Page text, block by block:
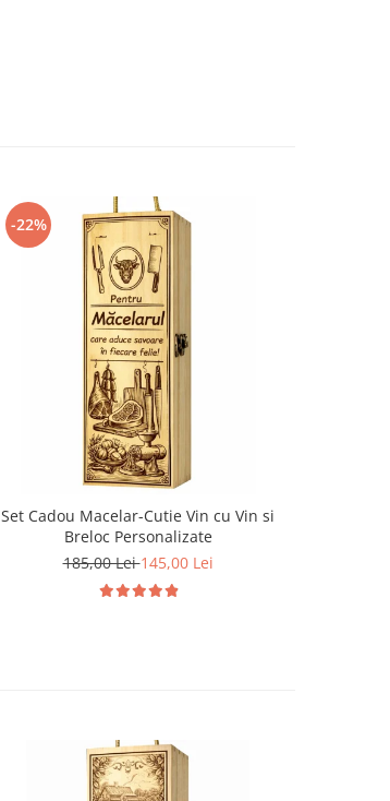
-22%
Set Cadou Macelar-Cutie Vin cu Vin si
Breloc Personalizate
185,00 Lei145,00 Lei